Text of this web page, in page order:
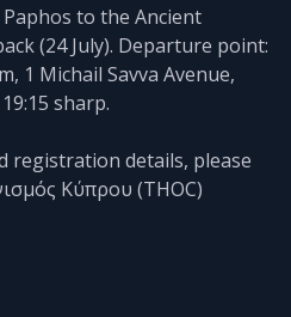
to the Ancient
(24 July). Departure point:
1 Michail Savva Avenue,
sharp.
registration details, please
Κύπρου (THOC)